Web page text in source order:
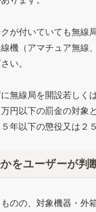
が付いていても無線
機（アマチュア無線
い。
に無線局を開設若し
円以下の罰金の対象
年以下の懲役又は２
をユーザーが判
のの、対象機器・外